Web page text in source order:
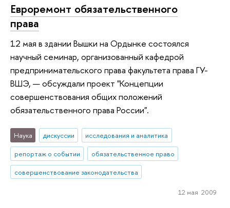
Евроремонт обязательственного
права
12 мая в здании Вышки на Ордынке состоялся
научный семинар, организованный кафедрой
предпринимательского права факультета права ГУ-
ВШЭ, — обсуждали проект "Концепции
совершенствования общих положений
обязательственного права России".
Наука дискуссии
исследования и аналитика
репортаж о событии
обязательственное право
совершенствование законодательства
12 мая 2009